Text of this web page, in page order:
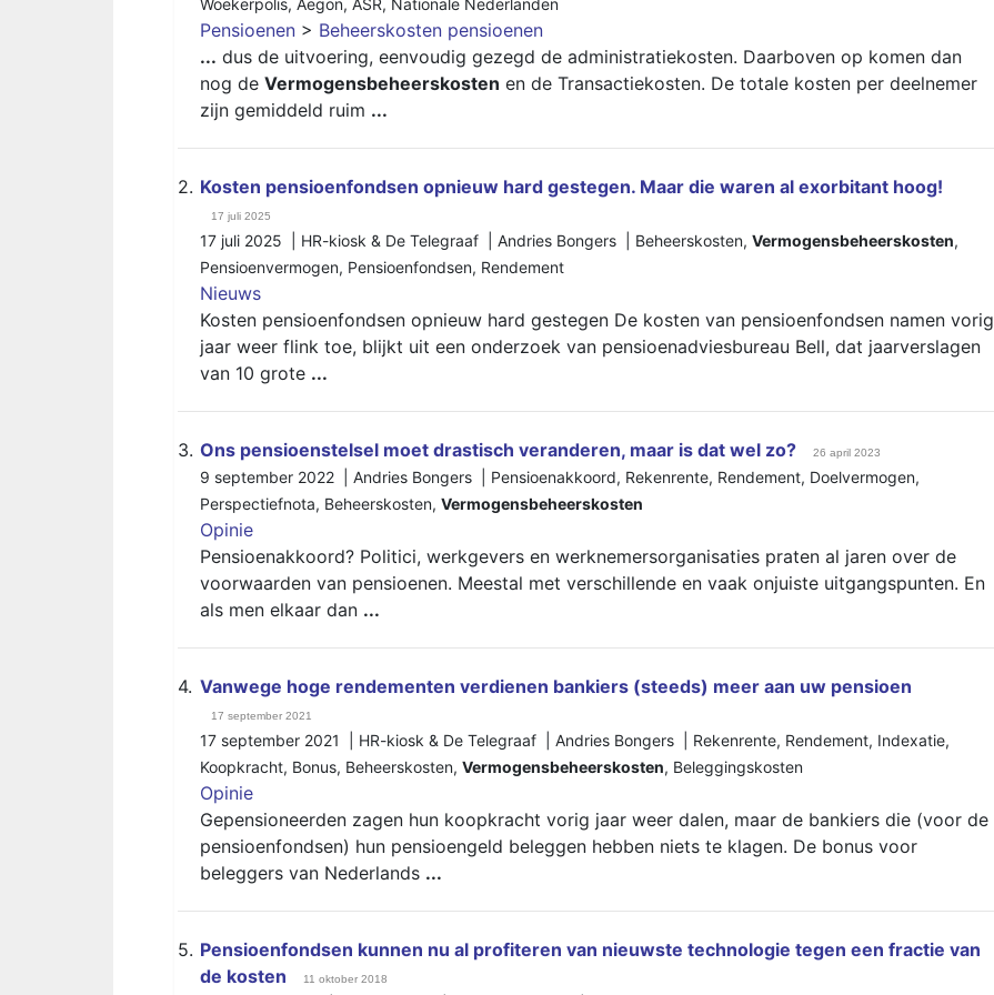
Woekerpolis, Aegon, ASR, Nationale Nederlanden
Pensioenen > Beheerskosten pensioenen
... dus de uitvoering, eenvoudig gezegd de administratiekosten. Daarboven op komen dan
nog de Vermogensbeheerskosten en de Transactiekosten. De totale kosten per deelnemer
zijn gemiddeld ruim ...
2. Kosten pensioenfondsen opnieuw hard gestegen. Maar die waren al exorbitant hoog!
17 juli 2025
17 juli 2025 | HR-kiosk & De Telegraaf | Andries Bongers | Beheerskosten, Vermogensbeheerskosten,
Pensioenvermogen, Pensioenfondsen, Rendement
Nieuws
Kosten pensioenfondsen opnieuw hard gestegen De kosten van pensioenfondsen namen vorig
jaar weer flink toe, blijkt uit een onderzoek van pensioenadviesbureau Bell, dat jaarverslagen
van 10 grote ...
3. Ons pensioenstelsel moet drastisch veranderen, maar is dat wel zo? 26 april 2023
9 september 2022 | Andries Bongers | Pensioenakkoord, Rekenrente, Rendement, Doelvermogen,
Perspectiefnota, Beheerskosten, Vermogensbeheerskosten
Opinie
Pensioenakkoord? Politici, werkgevers en werknemersorganisaties praten al jaren over de
voorwaarden van pensioenen. Meestal met verschillende en vaak onjuiste uitgangspunten. En
als men elkaar dan ...
4. Vanwege hoge rendementen verdienen bankiers (steeds) meer aan uw pensioen
17 september 2021
17 september 2021 | HR-kiosk & De Telegraaf | Andries Bongers | Rekenrente, Rendement, Indexatie,
Koopkracht, Bonus, Beheerskosten, Vermogensbeheerskosten, Beleggingskosten
Opinie
Gepensioneerden zagen hun koopkracht vorig jaar weer dalen, maar de bankiers die (voor de
pensioenfondsen) hun pensioengeld beleggen hebben niets te klagen. De bonus voor
beleggers van Nederlands ...
5. Pensioenfondsen kunnen nu al profiteren van nieuwste technologie tegen een fractie van
de kosten
11 oktober 2018